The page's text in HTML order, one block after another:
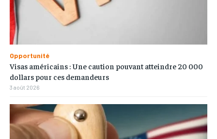
Opportunité
Visas américains : Une caution pouvant atteindre 20 000
dollars pour ces demandeurs
3 août 2026